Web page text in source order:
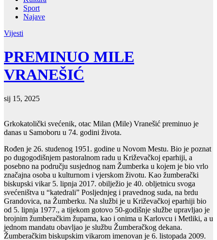
Sport
Najave
Vijesti
PREMINUO MILE
VRANEŠIĆ
sij 15, 2025
Grkokatolički svećenik, otac Milan (Mile) Vranešić preminuo je
danas u Samoboru u 74. godini života.
Rođen je 26. studenog 1951. godine u Novom Mestu. Bio je poznat
po dugogodišnjem pastoralnom radu u Križevačkoj eparhiji, a
posebno na području susjednog nam Žumberka u kojem je bio vrlo
značajna osoba u kulturnom i vjerskom životu. Kao žumberački
biskupski vikar 5. lipnja 2017. obilježio je 40. obljetnicu svoga
svećeništva u “katedrali” Posljednjeg i pravednog suda, na brdu
Grandovica, na Žumberku. Na službi je u Križevačkoj eparhiji bio
od 5. lipnja 1977., a tijekom gotovo 50-godišnje službe upravljao je
brojnim žumberačkim župama, kao i onima u Karlovcu i Metliki, a u
jednom mandatu obavljao je službu Žumberačkog dekana.
Žumberačkim biskupskim vikarom imenovan je 6. listopada 2009.